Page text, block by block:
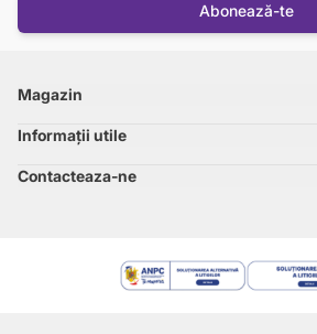
Abonează-te
Magazin
Informații utile
Contacteaza-ne